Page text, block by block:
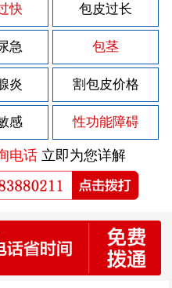
快 包皮过长
急 包茎
炎 割包皮价格
感 性功能障碍
电话立即为您详解